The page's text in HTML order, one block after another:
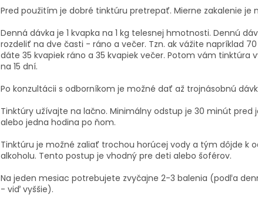
Pred použitím je dobré tinktúru pretrepať. Mierne zakalenie je
Denná dávka je 1 kvapka na 1 kg telesnej hmotnosti. Dennú
rozdeliť na dve časti - ráno a večer. Tzn. ak vážite napríklad 70
dáte 35 kvapiek ráno a 35 kvapiek večer. Potom vám tinktúra
na 15 dní.
Po konzultácii s odborníkom je možné dať až trojnásobnú
Tinktúry užívajte na lačno. Minimálny odstup je 30 minút pred
alebo jedna hodina po ňom.
Tinktúru je možné zaliať trochou horúcej vody a tým dôjde k
alkoholu. Tento postup je vhodný pre deti alebo šoférov.
Na jeden mesiac potrebujete zvyčajne 2-3 balenia (podľa
- viď vyššie).